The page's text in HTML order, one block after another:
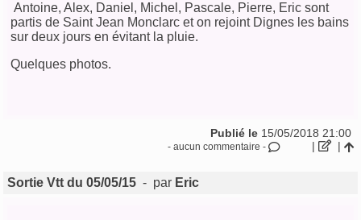
Antoine, Alex, Daniel, Michel, Pascale, Pierre, Eric sont
partis de Saint Jean Monclarc et on rejoint Dignes les bains
sur deux jours en évitant la pluie.
Quelques photos.
Publié le 15/05/2018 21:00
- aucun commentaire - | |
Sortie Vtt du 05/05/15 - par Eric